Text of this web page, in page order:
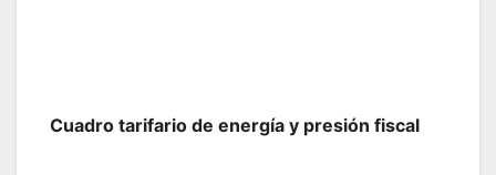
Cuadro tarifario de energía y presión fiscal